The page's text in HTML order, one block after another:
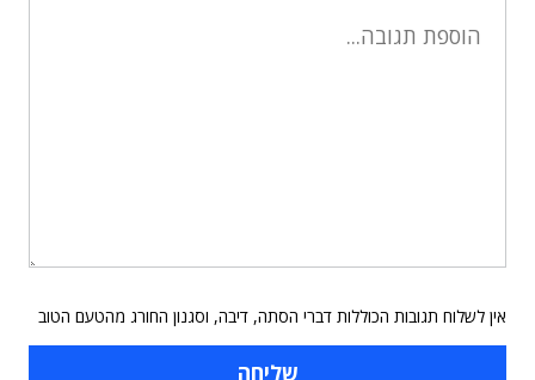
אין לשלוח תגובות הכוללות דברי הסתה, דיבה, וסגנון החורג מהטעם הטוב